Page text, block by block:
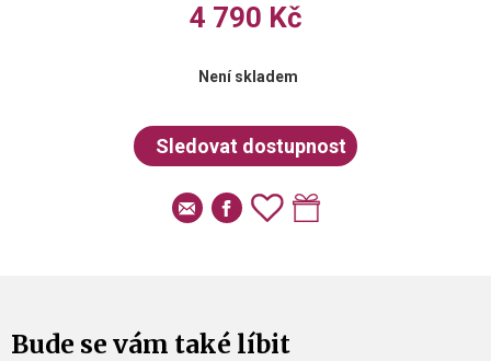
4 790 Kč
Není skladem
Bude se vám také líbit